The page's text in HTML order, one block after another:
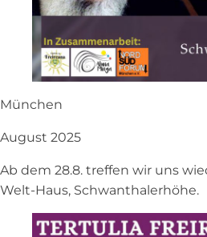
München
August 2025
Ab dem 28.8. treffen wir uns
Welt-Haus, Schwanthalerhöhe.